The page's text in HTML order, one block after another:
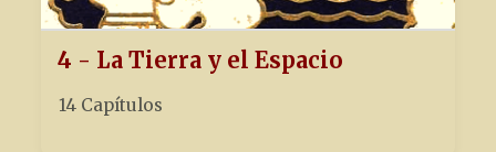
4 - La Tierra y el Espacio
14 Capítulos